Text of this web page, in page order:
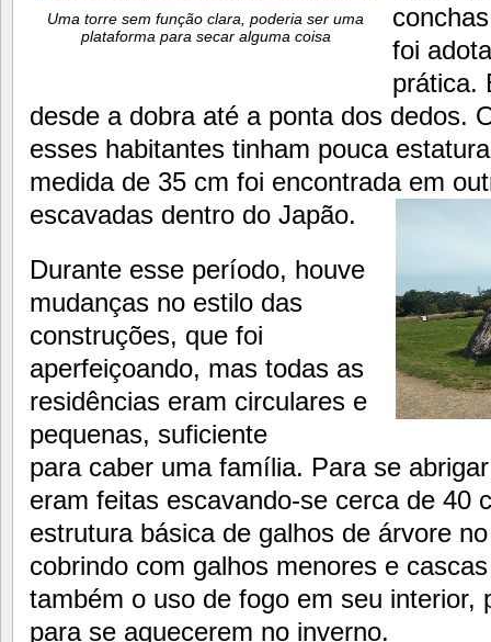
Uma torre sem função clara, poderia ser uma
plataforma para secar alguma coisa
foi
prática.
desde a dobra até a ponta dos dedos.
esses habitantes tinham pouca
medida de 35 cm foi encontrada em
escavadas dentro do Japão.
Durante esse período, houve
mudanças no estilo das
construções, que foi
aperfeiçoando, mas todas as
residências eram circulares e
pequenas, suficiente
para caber uma família. Para se
eram feitas escavando-se cerca de 40
estrutura básica de galhos de árvore
cobrindo com galhos menores e
também o uso de fogo em seu interior,
para se aquecerem no inverno.